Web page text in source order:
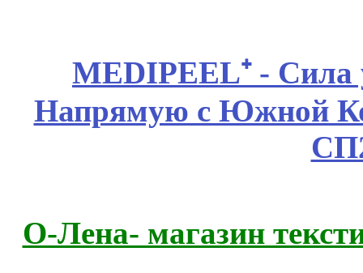
MEDIPEEL⁺ - Сила
Напрямую с Южной
О-Лена- магазин